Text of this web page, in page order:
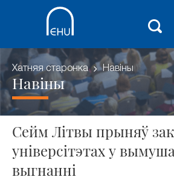
Хатняя старонка Навіны
Навіны
Сейм Літвы прыняў
універсітэтах у
выгнанні